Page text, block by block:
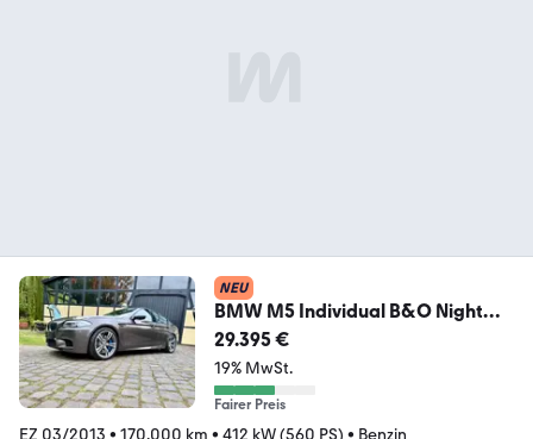
NEU
BMW M5 Individual B&O Night
Vision Alcantara H-UP 36
29.395 €
19% MwSt.
Fairer Preis